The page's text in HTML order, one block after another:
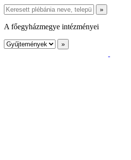
A főegyházmegye intézményei